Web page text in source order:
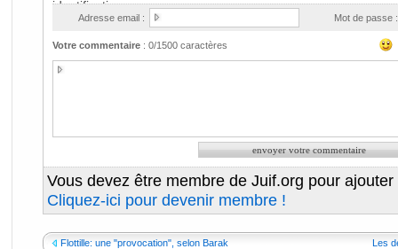
Adresse email : Mot de passe :
Votre commentaire: 0/1500 caractères
Vous devez être membre de Juif.org pour
Cliquez-ici pour devenir membre !
Flottille: une "provocation", selon Barak Les